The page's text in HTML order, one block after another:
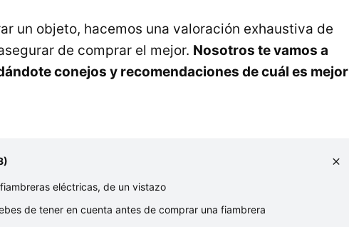
un objeto, hacemos una valoración exhaustiva de
de comprar el mejor. Nosotros te vamos a
conejos y recomendaciones de cuál es mejor
eléctricas, de un vistazo
de tener en cuenta antes de comprar una fiambrera